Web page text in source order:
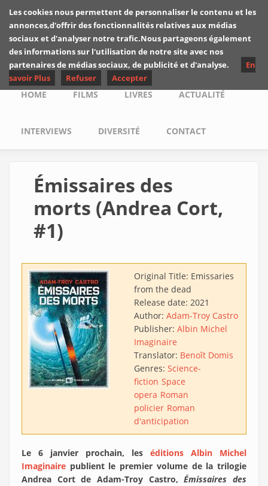
Skip to main content
Les critiques de
Yuyine
Main menu
HOME FILMS LIVRES ACTUALITÉ
INTERVIEWS DIVERSITÉ CONTACT
Émissaires des
morts (Andrea Cort,
#1)
Original Title: Emissaries
from the dead
Release date: 2021
Author: Adam-Troy Castro
Publisher: Albin Michel
Imaginaire
Translator: Benoît Domis
Genres: Science-
fiction Space
opera Roman
policier Roman
d'anticipation
Le 6 janvier prochain, les éditions Albin Michel
Imaginaire publient le premier volume de la trilogie
Andrea Cort de Adam-Troy Castro,Émissaires des
Les cookies nous permettent de personnaliser le contenu et les
annonces,d'offrir des fonctionnalités relatives aux médias
sociaux et d'analyser notre trafic.Nous partageons également
des informations sur l'utilisation de notre site avec nos
partenaires de médias sociaux, de publicité et d'analyse.
En
savoir Plus
Refuser Accepter